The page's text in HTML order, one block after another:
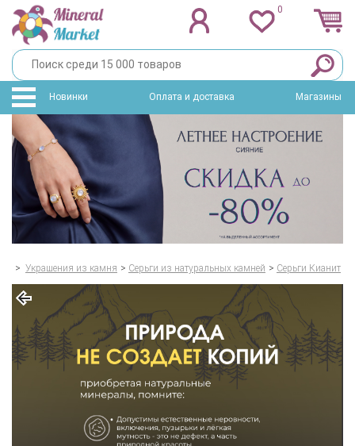
0
Новинки Оплата и доставка Магазины
> Украшения из камня > Серьги из натуральных камней > Серьги Кианит